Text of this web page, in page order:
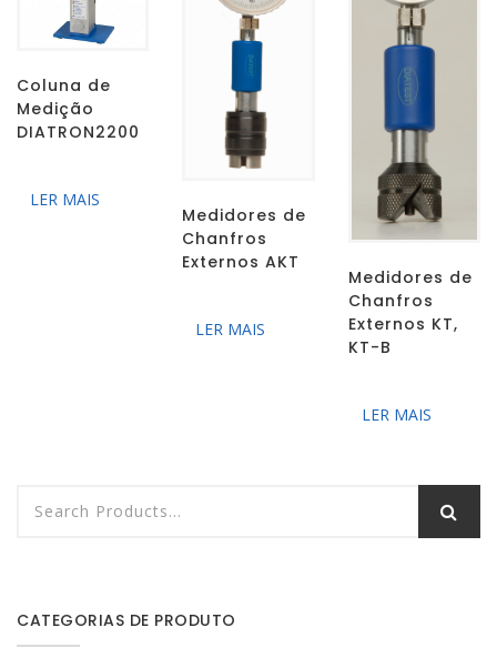
Coluna de
Medição
DIATRON2200
LER MAIS
Medidores de
Chanfros
Externos AKT
LER MAIS
Medidores de
Chanfros
Externos KT,
KT-B
LER MAIS
CATEGORIAS DE PRODUTO